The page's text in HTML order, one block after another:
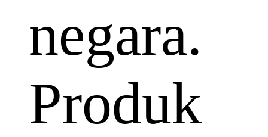
negara.
Produk